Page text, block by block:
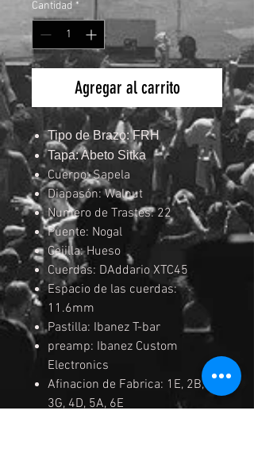
Cantidad *
Agregar al carrito
Tipo de Brazo: FRH
Tapa: Abeto Sitka
Cuerpo: Sapela
Diapasón: Walnut
Numero de Trastes: 22
Puente: Nogal
Cejilla: Hueso
Cuerdas: DAddario XTC45
Espacio de las cuerdas:
11.6mm
Pastilla: Ibanez T-bar
preamp: Ibanez Custom
Electronics
Afinacion de Fabrica: 1E, 2B,
3G, 4D, 5A, 6E